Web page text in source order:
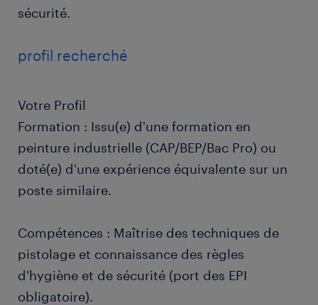
sécurité.
profil recherché
Votre Profil
Formation : Issu(e) d'une formation en
peinture industrielle (CAP/BEP/Bac Pro) ou
doté(e) d'une expérience équivalente sur un
poste similaire.
Compétences : Maîtrise des techniques de
pistolage et connaissance des règles
d'hygiène et de sécurité (port des EPI
obligatoire).